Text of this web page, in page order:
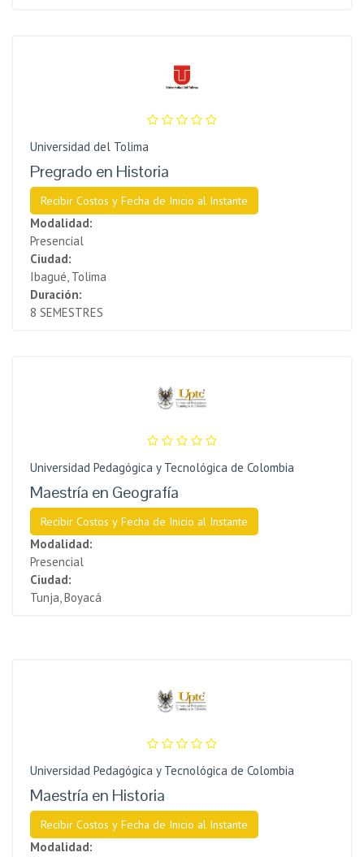
Universidad del Tolima
Pregrado en Historia
Recibir Costos y Fecha de Inicio al Instante
Modalidad:
Presencial
Ciudad:
Ibagué, Tolima
Duración:
8 SEMESTRES
Universidad Pedagógica y Tecnológica de Colombia
Maestría en Geografía
Recibir Costos y Fecha de Inicio al Instante
Modalidad:
Presencial
Ciudad:
Tunja, Boyacá
Universidad Pedagógica y Tecnológica de Colombia
Maestría en Historia
Recibir Costos y Fecha de Inicio al Instante
Modalidad: